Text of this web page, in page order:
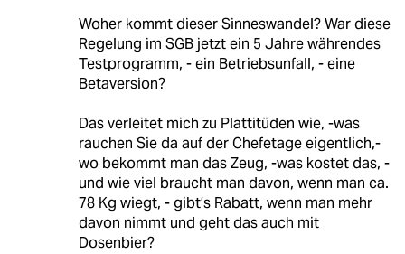
Woher kommt dieser Sinneswandel? War diese
Regelung im SGB jetzt ein 5 Jahre währendes
Testprogramm, - ein Betriebsunfall, - eine
Betaversion?
Das verleitet mich zu Plattitüden wie, -was
rauchen Sie da auf der Chefetage eigentlich,-
wo bekommt man das Zeug, -was kostet das, -
und wie viel braucht man davon, wenn man ca.
78 Kg wiegt, - gibt’s Rabatt, wenn man mehr
davon nimmt und geht das auch mit
Dosenbier?